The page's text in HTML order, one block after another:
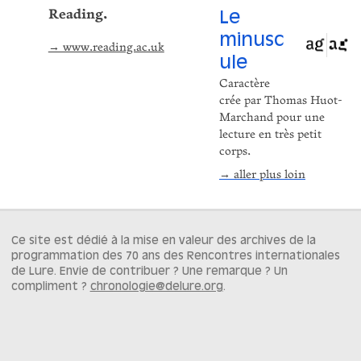
Reading.
→ www.reading.ac.uk
Le
minusc
ule
Caractère
crée par Thomas Huot-
Marchand pour une
lecture en très petit
corps.
→ aller plus loin
Ce site est dédié à la mise en valeur des archives de la
programmation des 70 ans des Rencontres internationales
de Lure. Envie de contribuer ? Une remarque ? Un
compliment ? chronologie@delure.org.